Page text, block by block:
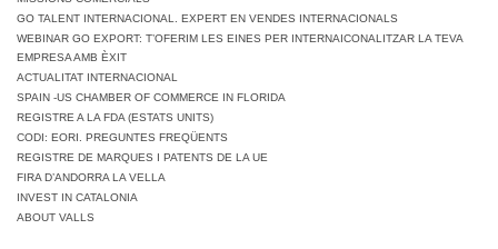
GO TALENT INTERNACIONAL. EXPERT EN VENDES INTERNACIONALS
WEBINAR GO EXPORT: T’OFERIM LES EINES PER INTERNAICONALITZAR LA TEVA
EMPRESA AMB ÈXIT
ACTUALITAT INTERNACIONAL
SPAIN -US CHAMBER OF COMMERCE IN FLORIDA
REGISTRE A LA FDA (ESTATS UNITS)
CODI: EORI. PREGUNTES FREQÜENTS
REGISTRE DE MARQUES I PATENTS DE LA UE
FIRA D’ANDORRA LA VELLA
INVEST IN CATALONIA
ABOUT VALLS